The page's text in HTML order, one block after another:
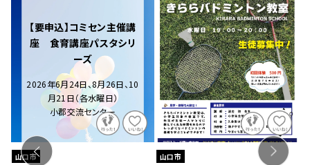
【要申込】コミセン主催講
座 食育講座パスタシリ
ーズ
2026年6月24日、8月26日、10
月21日（各水曜日）
小郡交流センター
山口市 山口市